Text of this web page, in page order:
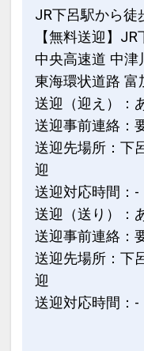
JR下呂駅から徒
【無料送迎】
中央高速道 中津
東海環状道路 富
送迎（迎え）：
送迎事前連絡：
送迎先場所：下
迎
送迎対応時間：-
送迎（送り）：
送迎事前連絡：
送迎先場所：下
迎
送迎対応時間：-